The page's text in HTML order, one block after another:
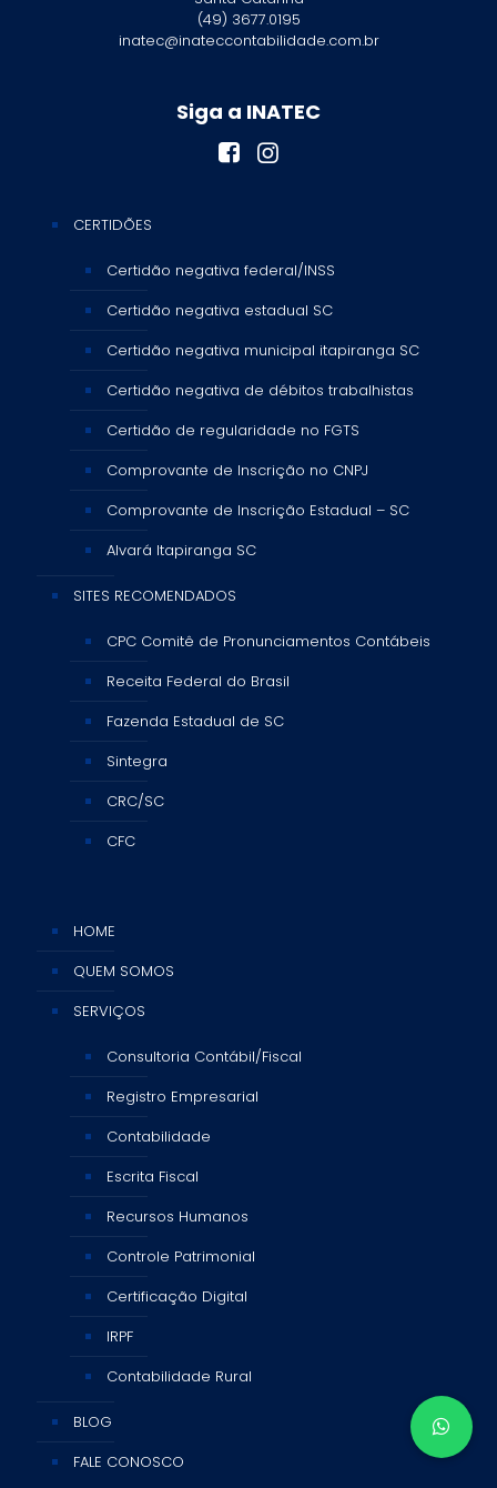
(49) 3677.0195
inatec@inateccontabilidade.com.br
Siga a INATEC
CERTIDÕES
Certidão negativa federal/INSS
Certidão negativa estadual SC
Certidão negativa municipal itapiranga SC
Certidão negativa de débitos trabalhistas
Certidão de regularidade no FGTS
Comprovante de Inscrição no CNPJ
Comprovante de Inscrição Estadual – SC
Alvará Itapiranga SC
SITES RECOMENDADOS
CPC Comitê de Pronunciamentos Contábeis
Receita Federal do Brasil
Fazenda Estadual de SC
Sintegra
CRC/SC
CFC
HOME
QUEM SOMOS
SERVIÇOS
Consultoria Contábil/Fiscal
Registro Empresarial
Contabilidade
Escrita Fiscal
Recursos Humanos
Controle Patrimonial
Certificação Digital
IRPF
Contabilidade Rural
BLOG
FALE CONOSCO